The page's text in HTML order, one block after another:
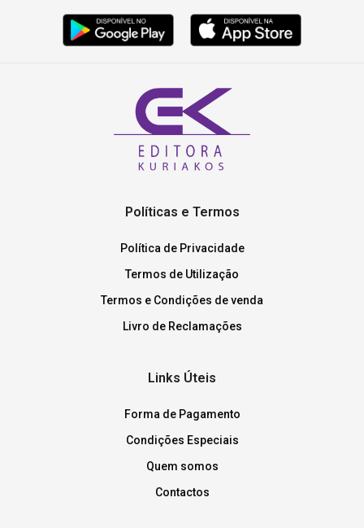
Políticas e Termos
Política de Privacidade
Termos de Utilização
Termos e Condições de venda
Livro de Reclamações
Links Úteis
Forma de Pagamento
Condições Especiais
Quem somos
Contactos